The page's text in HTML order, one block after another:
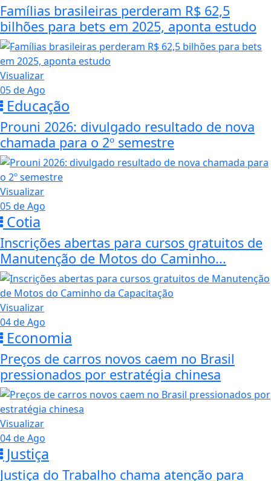
Famílias brasileiras perderam R$ 62,5
bilhões para bets em 2025, aponta estudo
Visualizar
05 de Ago
Educação
Prouni 2026: divulgado resultado de nova
chamada para o 2º semestre
Visualizar
05 de Ago
Cotia
Inscrições abertas para cursos gratuitos de
Manutenção de Motos do Caminho...
Visualizar
04 de Ago
Economia
Preços de carros novos caem no Brasil
pressionados por estratégia chinesa
Visualizar
04 de Ago
Justiça
Justiça do Trabalho chama atenção para